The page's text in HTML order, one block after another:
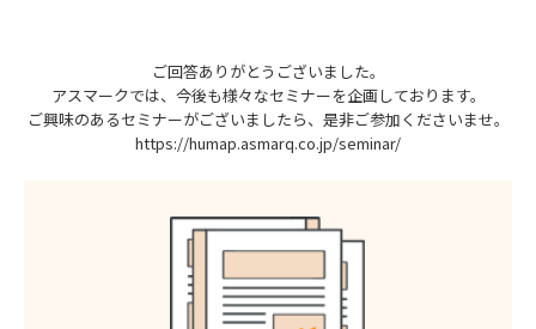
ご回答ありがとうございました。
アスマークでは、今後も様々なセミナーを企画しております。
ご興味のあるセミナーがございましたら、是非ご参加くださいませ。
https://humap.asmarq.co.jp/seminar/